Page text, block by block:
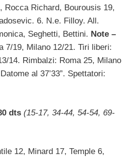
Rocca Richard, Bourousis 19,
6. N.e. Filloy. All.
Seghetti, Bettini. Note –
7/19, Milano 12/21. Tiri liberi:
14. Rimbalzi: Roma 25, Milano
al 37’33”. Spettatori:
dts (15-17, 34-44, 54-54, 69-
12, Minard 17, Temple 6,